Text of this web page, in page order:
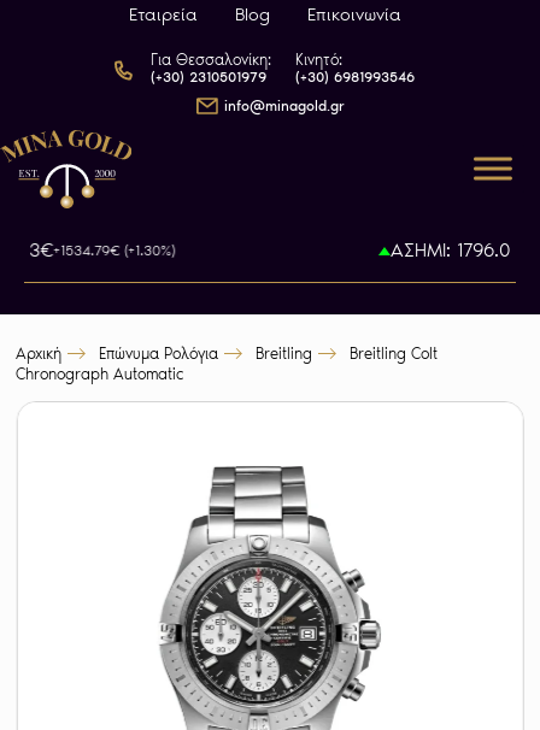
Εταιρεία Blog Επικοινωνία
Για Θεσσαλονίκη:
(+30) 2310501979
Κινητό:
(+30) 6981993546
info@minagold.gr
+1534.79€ (+1.30%) ΑΣΗΜΙ: 1796.02€
Αρχική Επώνυμα Ρολόγια Breitling
Breitling Colt
Chronograph Automatic